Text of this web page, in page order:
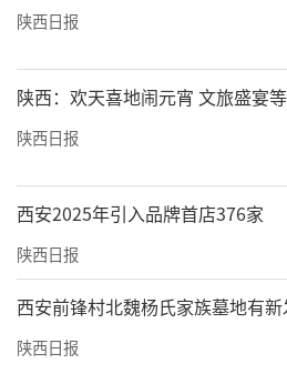
医疗器械。
目前，MFUpro美拉美、
类医疗器械共两款，可
紧致”相关描述。珀丽达
疗器械，与尖峰医疗、泰
达威聚拉美等品牌超声类
监局官网查询显示，其适
部、四肢部位，多用于慢
不含面部。这些医疗器械
初使用范围就不含医美，
陕西日报
陕西：欢天喜地闹元宵 文旅盛宴
陕西日报
西安2025年引入品牌首店376家
陕西日报
西安前锋村北魏杨氏家族墓地有
陕西日报